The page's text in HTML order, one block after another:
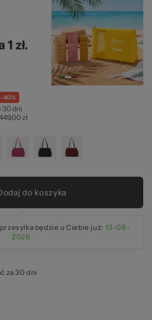
-40%
30 dni
zł
do koszyka
będzie u Ciebie już: 13-08-
2026
za 30 dni